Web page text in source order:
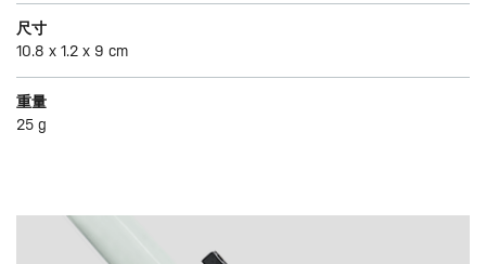
尺寸
10.8 x 1.2 x 9 cm
重量
25 g